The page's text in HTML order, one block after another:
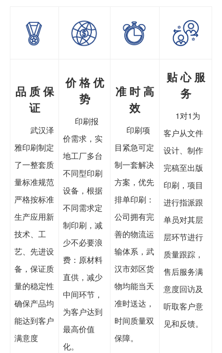
品 质 保
证
武汉泽
雅印刷制定
了一整套质
量标准规范
严格按标准
生产应用新
技术、工
艺、先进设
备，保证质
量的稳定性
确保产品均
能达到客户
满意度
价 格 优
势
印刷报
价需求，实
地工厂多台
不同型印刷
设备，根据
不同需求定
制印刷，减
少不必要浪
费：原材料
直供，减少
中间环节，
为客户达到
最高价值
化。
准 时 高
效
印刷项
目紧急可定
制一套解决
方案，优先
排单印刷：
公司拥有完
善的物流运
输体系，武
汉市郊区货
物均能当天
准时送达，
时间质量双
保障。
贴 心 服
务
1对1为
客户从文件
设计、制作
完稿至出版
印刷，项目
进行指派跟
单员对其层
层环节进行
质量跟踪，
售后服务满
意度回访及
听取客户意
见和反馈。